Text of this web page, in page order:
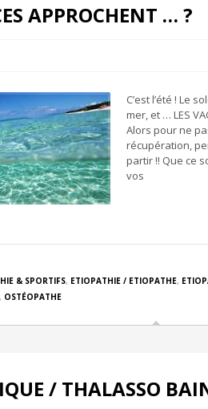
APPROCHENT … ?
C’est l’été ! Le
mer, et … LES
Alors pour ne
récupération,
partir !! Que ce
vos
& SPORTIFS, ETIOPATHIE / ETIOPATHE,
, OSTÉOPATHE
/ THALASSO